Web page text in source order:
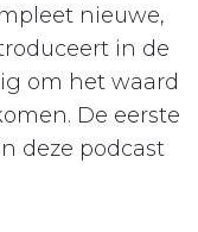
nieuwe,
in de
om het waard
De eerste
deze podcast